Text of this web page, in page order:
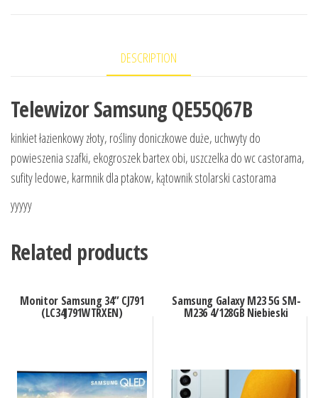
DESCRIPTION
Telewizor Samsung QE55Q67B
kinkiet łazienkowy złoty, rośliny doniczkowe duże, uchwyty do
powieszenia szafki, ekogroszek bartex obi, uszczelka do wc castorama,
sufity ledowe, karmnik dla ptakow, kątownik stolarski castorama
yyyyy
Related products
Monitor Samsung 34” CJ791
(LC34J791WTRXEN)
Samsung Galaxy M23 5G SM-
M236 4/128GB Niebieski